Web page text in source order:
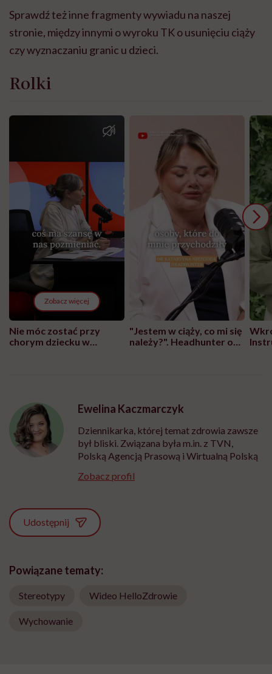
Sprawdź też inne fragmenty wywiadu na naszej
stronie, między innymi o wyroku TK o usunięciu ciąży
czy wyznaczaniu granic u dzieci.
Rolki
Zobacz więcej
Nie móc zostać przy
chorym dziecku w
"Jestem w ciąży, co mi się
należy?". Headhunter o
Ewelina Kaczmarczyk
Dziennikarka, której temat zdrowia zawsze
był bliski. Związana była m.in. z TVN,
Polską Agencją Prasową i Wirtualną Polską
Zobacz profil
Udostępnij
Powiązane tematy:
Stereotypy Wideo HelloZdrowie
Wychowanie